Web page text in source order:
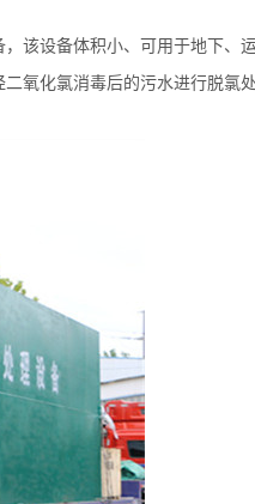
该设备体积小、可用于地下、
氧化氯消毒后的污水进行脱氯处